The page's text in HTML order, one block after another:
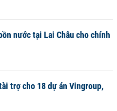
nước tại Lai Châu cho chính
trợ cho 18 dự án Vingroup,